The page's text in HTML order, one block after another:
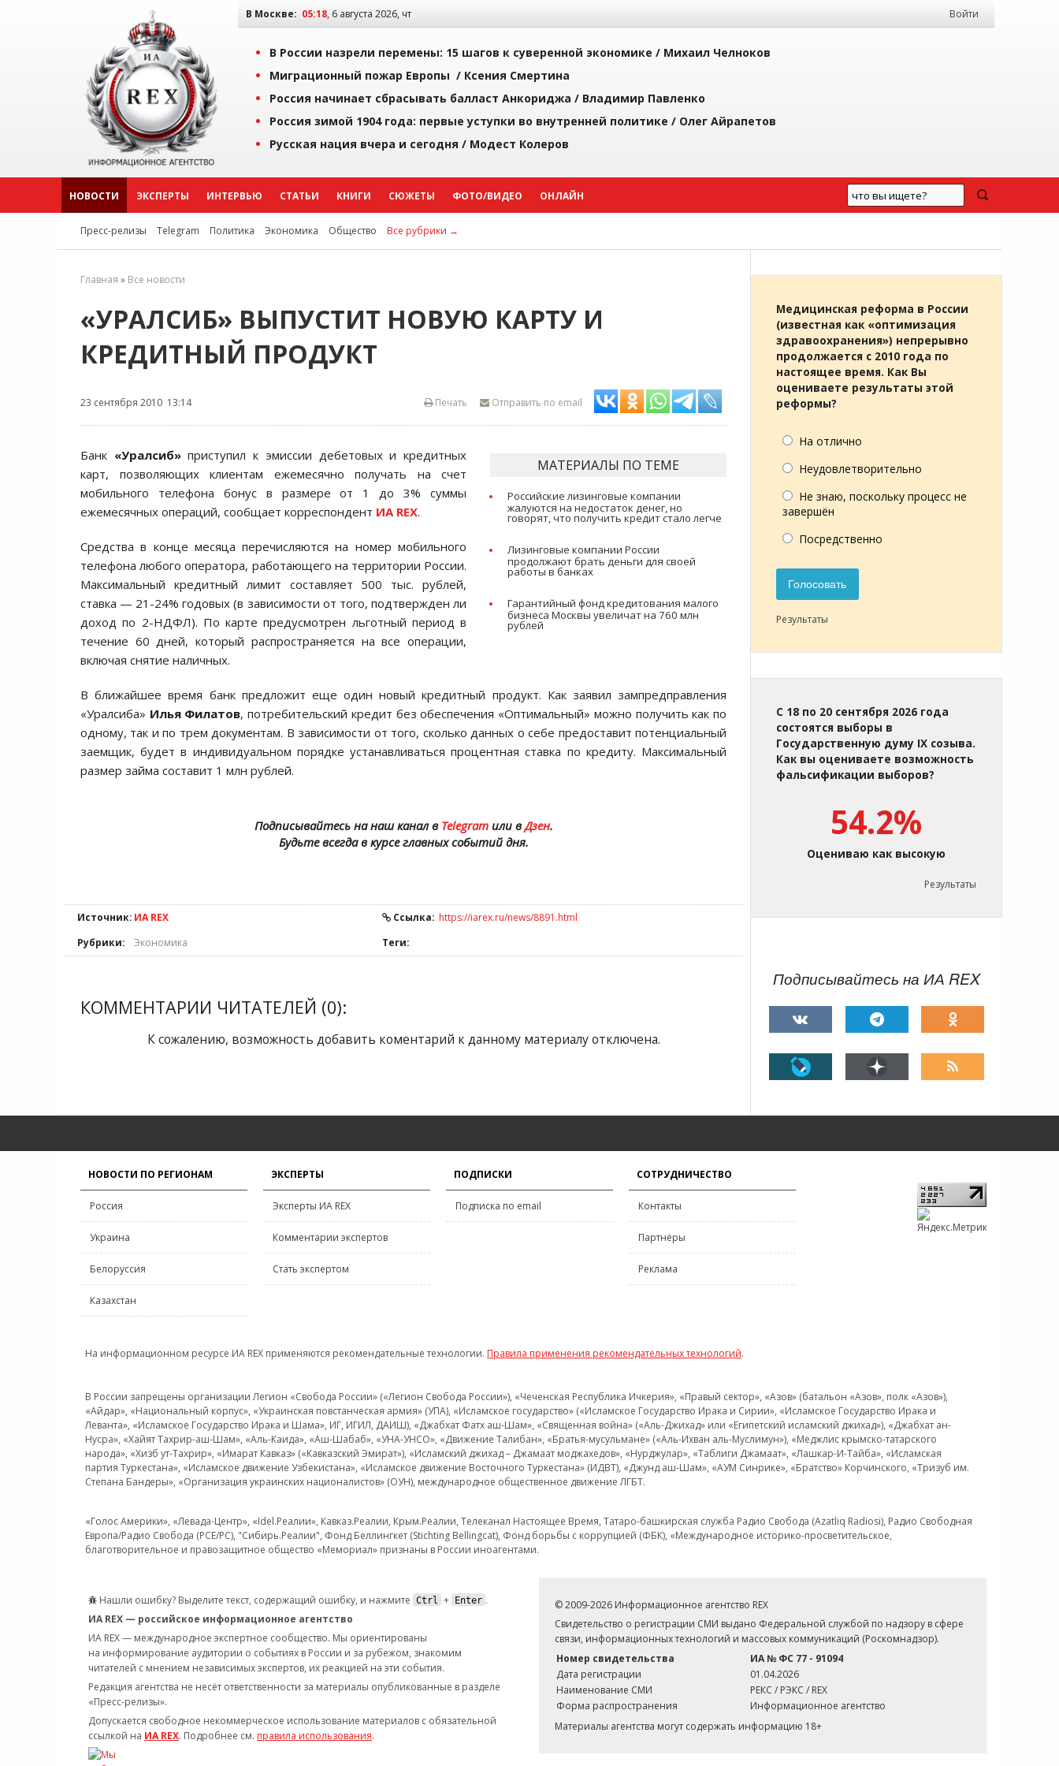
В Москве: 05:18, 6 августа 2026, чт Войти
В России назрели перемены: 15 шагов к суверенной экономике / Михаил Челноков
Миграционный пожар Европы / Ксения Смертина
Россия начинает сбрасывать балласт Анкориджа / Владимир Павленко
Россия зимой 1904 года: первые уступки во внутренней политике / Олег Айрапетов
Русская нация вчера и сегодня / Модест Колеров
НОВОСТИ ЭКСПЕРТЫ ИНТЕРВЬЮ СТАТЬИ КНИГИ СЮЖЕТЫ ФОТО/ВИДЕО ОНЛАЙН
Пресс-релизы Telegram Политика Экономика Общество Все рубрики →
Главная » Все новости
«УРАЛСИБ» ВЫПУСТИТ НОВУЮ КАРТУ И
КРЕДИТНЫЙ ПРОДУКТ
23 сентября 2010 13:14 Отправить по email
Печать
МАТЕРИАЛЫ ПО ТЕМЕ
Российские лизинговые компании
жалуются на недостаток денег, но
говорят, что получить кредит стало легче
Лизинговые компании России
продолжают брать деньги для своей
работы в банках
Гарантийный фонд кредитования малого
бизнеса Москвы увеличат на 760 млн
рублей
Банк «Уралсиб»приступил к эмиссии дебетовых и кредитных
карт, позволяющих клиентам ежемесячно получать на счет
мобильного телефона бонус в размере от 1 до 3% суммы
ежемесячных операций, сообщает корреспондент ИА REX.
Средства в конце месяца перечисляются на номер мобильного
телефона любого оператора, работающего на территории России.
Максимальный кредитный лимит составляет 500 тыс. рублей,
ставка — 21-24% годовых (в зависимости от того, подтвержден ли
доход по 2-НДФЛ). По карте предусмотрен льготный период в
течение 60 дней, который распространяется на все операции,
включая снятие наличных.
В ближайшее время банк предложит еще один новый кредитный продукт. Как заявил зампредправления
«Уралсиба» Илья Филатов, потребительский кредит без обеспечения «Оптимальный» можно получить как по
одному, так и по трем документам. В зависимости от того, сколько данных о себе предоставит потенциальный
заемщик, будет в индивидуальном порядке устанавливаться процентная ставка по кредиту. Максимальный
размер займа составит 1 млн рублей.
Подписывайтесь на наш канал в Telegramили вДзен.
Будьте всегда в курсе главных событий дня.
Источник: ИА REX Ссылка: https://iarex.ru/news/8891.html
Рубрики:
Экономика Теги:
КОММЕНТАРИИ ЧИТАТЕЛЕЙ (0):
К сожалению, возможность добавить коментарий к данному материалу отключена.
Медицинская реформа в России
(известная как «оптимизация
здравоохранения») непрерывно
продолжается с 2010 года по
настоящее время. Как Вы
оцениваете результаты этой
реформы?
На отлично
Неудовлетворительно
Не знаю, поскольку процесс не
завершён
Посредственно
Голосовать
Результаты
С 18 по 20 сентября 2026 года
состоятся выборы в
Государственную думу IX созыва.
Как вы оцениваете возможность
фальсификации выборов?
54.2%
Оцениваю как высокую
Результаты
Подписывайтесь на ИА REX
НОВОСТИ ПО РЕГИОНАМ
Россия
Украина
Белоруссия
Казахстан
ЭКСПЕРТЫ
Эксперты ИА REX
Комментарии экспертов
Стать экспертом
ПОДПИСКИ
Подписка по email
СОТРУДНИЧЕСТВО
Контакты
Партнёры
Реклама
На информационном ресурсе ИА REX применяются рекомендательные технологии. Правила применения рекомендательных технологий.
В России запрещены организации Легион «Свобода России» («Легион Свобода России»), «Чеченская Республика Ичкерия», «Правый сектор», «Азов» (батальон «Азов», полк «Азов»),
«Айдар», «Национальный корпус», «Украинская повстанческая армия» (УПА), «Исламское государство» («Исламское Государство Ирака и Сирии», «Исламское Государство Ирака и
Леванта», «Исламское Государство Ирака и Шама», ИГ, ИГИЛ, ДАИШ), «Джабхат Фатх аш-Шам», «Священная война» («Аль-Джихад» или «Египетский исламский джихад»), «Джабхат ан-
Нусра», «Хайят Тахрир-аш-Шам», «Аль-Каида», «Аш-Шабаб», «УНА-УНСО», «Движение Талибан», «Братья-мусульмане» («Аль-Ихван аль-Муслимун»), «Меджлис крымско-татарского
народа», «Хизб ут-Тахрир», «Имарат Кавказ» («Кавказский Эмират»), «Исламский джихад – Джамаат моджахедов», «Нурджулар», «Таблиги Джамаат», «Лашкар-И-Тайба», «Исламская
партия Туркестана», «Исламское движение Узбекистана», «Исламское движение Восточного Туркестана» (ИДВТ), «Джунд аш-Шам», «АУМ Синрике», «Братство» Корчинского, «Тризуб им.
Степана Бандеры», «Организация украинских националистов» (ОУН), международное общественное движение ЛГБТ.
«Голос Америки», «Левада-Центр», «Idel.Реалии», Кавказ.Реалии, Крым.Реалии, Телеканал Настоящее Время, Татаро-башкирская служба Радио Свобода (Azatliq Radiosi), Радио Свободная
Европа/Радио Свобода (PCE/PC), "Сибирь.Реалии", Фонд Беллингкет (Stichting Bellingcat), Фонд борьбы с коррупцией (ФБК), «Международное историко-просветительское,
благотворительное и правозащитное общество «Мемориал» признаны в России иноагентами.
Нашли ошибку? Выделите текст, содержащий ошибку, и нажмите Ctrl + Enter .
ИА REX — российское информационное агентство
ИА REX — международное экспертное сообщество. Мы ориентированы
на информирование аудитории о событиях в России и за рубежом, знакомим
читателей с мнением независимых экспертов, их реакцией на эти события.
Редакция агентства не несёт ответственности за материалы опубликованные в разделе
«Пресс-релизы».
Допускается свободное некоммерческое использование материалов с обязательной
ссылкой на ИА REX. Подробнее см. правила использования.
© 2009-2026 Информационное агентство REX
Свидетельство о регистрации СМИ выдано Федеральной службой по надзору в сфере
связи, информационных технологий и массовых коммуникаций (Роскомнадзор).
Номер свидетельства
ИА № ФС 77 - 91094
Дата регистрации
01.04.2026
Наименование СМИ
РЕКС / РЭКС / REX
Форма распространения
Информационное агентство
Материалы агентства могут содержать информацию 18+